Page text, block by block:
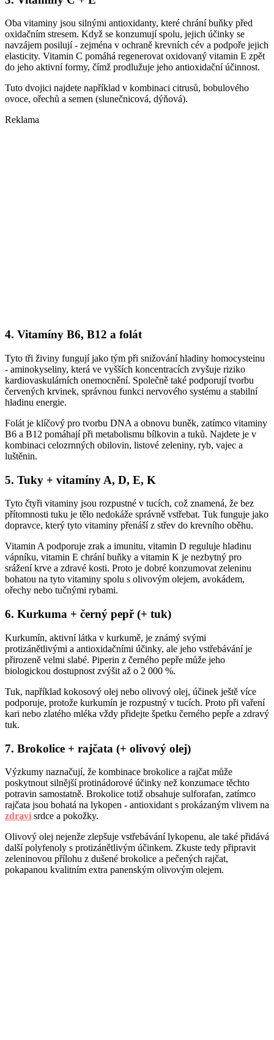
Oba vitaminy jsou silnými antioxidanty, které chrání buňky před
oxidačním stresem. Když se konzumují spolu, jejich účinky se
navzájem posilují - zejména v ochraně krevních cév a podpoře jejich
elasticity. Vitamin C pomáhá regenerovat oxidovaný vitamin E zpět
do jeho aktivní formy, čímž prodlužuje jeho antioxidační účinnost.
Tuto dvojici najdete například v kombinaci citrusů, bobulového
ovoce, ořechů a semen (slunečnicová, dýňová).
Reklama
4. Vitamíny B6, B12 a folát
Tyto tři živiny fungují jako tým při snižování hladiny homocysteinu
- aminokyseliny, která ve vyšších koncentracích zvyšuje riziko
kardiovaskulárních onemocnění. Společně také podporují tvorbu
červených krvinek, správnou funkci nervového systému a stabilní
hladinu energie.
Folát je klíčový pro tvorbu DNA a obnovu buněk, zatímco vitaminy
B6 a B12 pomáhají při metabolismu bílkovin a tuků. Najdete je v
kombinaci celozrnných obilovin, listové zeleniny, ryb, vajec a
luštěnin.
5. Tuky + vitamíny A, D, E, K
Tyto čtyři vitaminy jsou rozpustné v tucích, což znamená, že bez
přítomnosti tuku je tělo nedokáže správně vstřebat. Tuk funguje jako
dopravce, který tyto vitaminy přenáší z střev do krevního oběhu.
Vitamin A podporuje zrak a imunitu, vitamin D reguluje hladinu
vápníku, vitamin E chrání buňky a vitamin K je nezbytný pro
srážení krve a zdravé kosti. Proto je dobré konzumovat zeleninu
bohatou na tyto vitaminy spolu s olivovým olejem, avokádem,
ořechy nebo tučnými rybami.
6. Kurkuma + černý pepř (+ tuk)
Kurkumín, aktivní látka v kurkumě, je známý svými
protizánětlivými a antioxidačními účinky, ale jeho vstřebávání je
přirozeně velmi slabé. Piperin z černého pepře může jeho
biologickou dostupnost zvýšit až o 2 000 %.
Tuk, například kokosový olej nebo olivový olej, účinek ještě více
podporuje, protože kurkumín je rozpustný v tucích. Proto při vaření
kari nebo zlatého mléka vždy přidejte špetku černého pepře a zdravý
tuk.
7. Brokolice + rajčata (+ olivový olej)
Výzkumy naznačují, že kombinace brokolice a rajčat může
poskytnout silnější protinádorové účinky než konzumace těchto
potravin samostatně. Brokolice totiž obsahuje sulforafan, zatímco
rajčata jsou bohatá na lykopen - antioxidant s prokázaným vlivem na
zdravísrdce a pokožky.
Olivový olej nejenže zlepšuje vstřebávání lykopenu, ale také přidává
další polyfenoly s protizánětlivým účinkem. Zkuste tedy připravit
zeleninovou přílohu z dušené brokolice a pečených rajčat,
pokapanou kvalitním extra panenským olivovým olejem.